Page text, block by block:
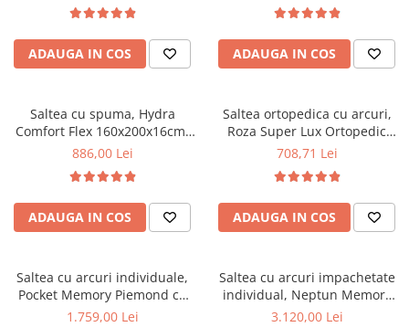
microfibra, Saltsib
ADAUGA IN COS
microfibra, Saltsib
ADAUGA IN COS
Saltea cu spuma, Hydra
Comfort Flex 160x200x16cm,
fermitate mediu spre tare,
detasabila, Saltsib
886,00 Lei
ADAUGA IN COS
Saltea ortopedica cu arcuri,
Roza Super Lux Ortopedic
125x190x25cm, fermitate
arcuri Bonell,reversibila,
banda de aerisire spaceair,
greutate maxima sustinuta
100 kg/utilizator, Salt Confort
708,71 Lei
ADAUGA IN COS
Saltea cu arcuri individuale,
Pocket Memory Piemond cu
topper, 160x200x32cm,
1.759,00 Lei
Saltea cu arcuri impachetate
individual, Neptun Memory
Pocket Comfort
3.120,00 Lei